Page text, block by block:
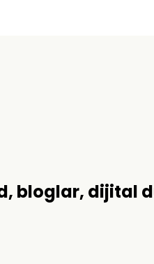
bloglar, dijital